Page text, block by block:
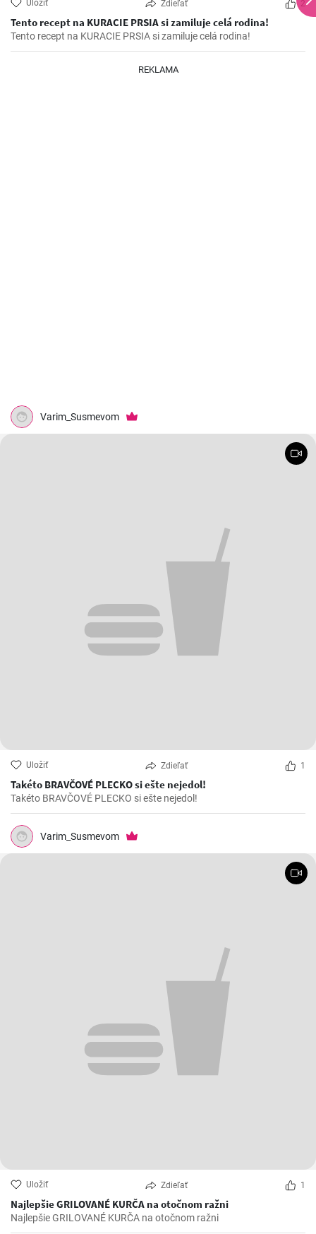
Uložiť Zdieľať 2
Tento recept na KURACIE PRSIA si zamiluje celá rodina!
Tento recept na KURACIE PRSIA si zamiluje celá rodina!
REKLAMA
Varim_Susmevom
Uložiť Zdieľať 1
Takéto BRAVČOVÉ PLECKO si ešte nejedol!
Takéto BRAVČOVÉ PLECKO si ešte nejedol!
Varim_Susmevom
Uložiť Zdieľať 1
Najlepšie GRILOVANÉ KURČA na otočnom ražni
Najlepšie GRILOVANÉ KURČA na otočnom ražni